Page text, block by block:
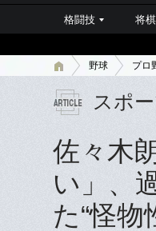
格闘技 将棋
野球 プロ
スポ
佐々木
い」、
た“怪物